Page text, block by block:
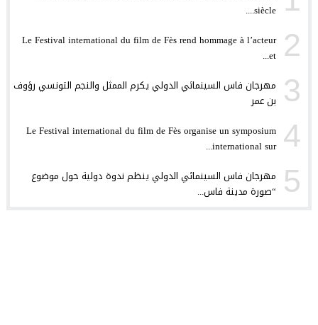
22:15
de la coexistence linguistique entre l’ espagnol et l’ amazigh
23:36 الكاتب المصري سيد فؤاد يرأس لجنة تحكيم الأفلام الروائية
23:26
07:13 فرنسا : اختتام مهرجان كان بفوز الفلسطينية مها حاج بجائزة
فرنسا : اختتام مهرجان كان بفوز المخرج السويدي روبن أوستلوند
siècle....
2
Le Festival international du film de Fès rend hommage à l’acteur
et...
3 مهرجان فاس السينمائي الدولي يكرم الممثل والنجم التونسي رؤوف
بن عمر
4
Le Festival international du film de Fès organise un symposium
international sur...
5 مهرجان فاس السينمائي الدولي ينظم ندوة دولية حول موضوع
“صورة مدينة فاس...